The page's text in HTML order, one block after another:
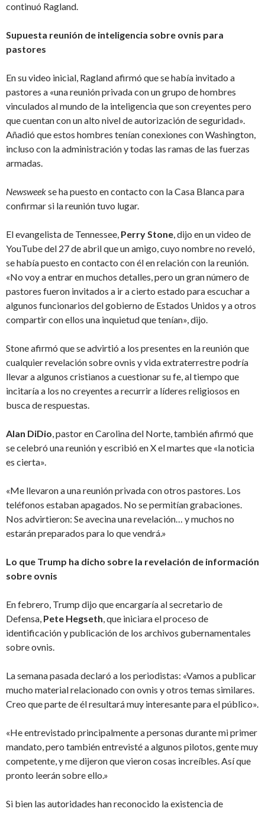
continuó Ragland.
Supuesta reunión de inteligencia sobre ovnis para
pastores
En su video inicial, Ragland afirmó que se había invitado a
pastores a «una reunión privada con un grupo de hombres
vinculados al mundo de la inteligencia que son creyentes pero
que cuentan con un alto nivel de autorización de seguridad».
Añadió que estos hombres tenían conexiones con Washington,
incluso con la administración y todas las ramas de las fuerzas
armadas.
Newsweekse ha puesto en contacto con la Casa Blanca para
confirmar si la reunión tuvo lugar.
El evangelista de Tennessee, Perry Stone, dijo en un video de
YouTube del 27 de abril que un amigo, cuyo nombre no reveló,
se había puesto en contacto con él en relación con la reunión.
«No voy a entrar en muchos detalles, pero un gran número de
pastores fueron invitados a ir a cierto estado para escuchar a
algunos funcionarios del gobierno de Estados Unidos y a otros
compartir con ellos una inquietud que tenían», dijo.
Stone afirmó que se advirtió a los presentes en la reunión que
cualquier revelación sobre ovnis y vida extraterrestre podría
llevar a algunos cristianos a cuestionar su fe, al tiempo que
incitaría a los no creyentes a recurrir a líderes religiosos en
busca de respuestas.
Alan DiDio, pastor en Carolina del Norte, también afirmó que
se celebró una reunión y escribió en X el martes que «la noticia
es cierta».
«Me llevaron a una reunión privada con otros pastores. Los
teléfonos estaban apagados. No se permitían grabaciones.
Nos advirtieron: Se avecina una revelación… y muchos no
estarán preparados para lo que vendrá.»
Lo que Trump ha dicho sobre la revelación de información
sobre ovnis
En febrero, Trump dijo que encargaría al secretario de
Defensa, Pete Hegseth, que iniciara el proceso de
identificación y publicación de los archivos gubernamentales
sobre ovnis.
La semana pasada declaró a los periodistas: «Vamos a publicar
mucho material relacionado con ovnis y otros temas similares.
Creo que parte de él resultará muy interesante para el público».
«He entrevistado principalmente a personas durante mi primer
mandato, pero también entrevisté a algunos pilotos, gente muy
competente, y me dijeron que vieron cosas increíbles. Así que
pronto leerán sobre ello.»
Si bien las autoridades han reconocido la existencia de